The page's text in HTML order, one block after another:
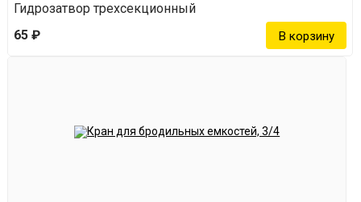
Гидрозатвор трехсекционный
65 ₽